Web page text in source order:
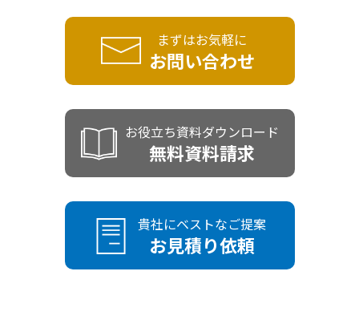
まずはお気軽に
お問い合わせ
お役立ち資料ダウンロード
無料資料請求
貴社にベストなご提案
お見積り依頼